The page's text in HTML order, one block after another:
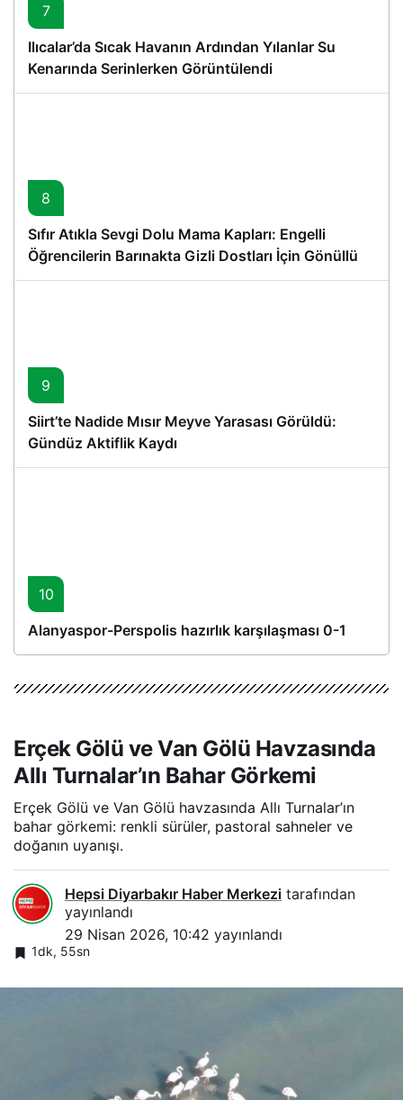
7
Ilıcalar’da Sıcak Havanın Ardından Yılanlar Su
Kenarında Serinlerken Görüntülendi
8
Sıfır Atıkla Sevgi Dolu Mama Kapları: Engelli
Öğrencilerin Barınakta Gizli Dostları İçin Gönüllü
Proje
9
Siirt’te Nadide Mısır Meyve Yarasası Görüldü:
Gündüz Aktiflik Kaydı
10
Alanyaspor-Perspolis hazırlık karşılaşması 0-1
Erçek Gölü ve Van Gölü Havzasında
Allı Turnalar’ın Bahar Görkemi
Erçek Gölü ve Van Gölü havzasında Allı Turnalar’ın
bahar görkemi: renkli sürüler, pastoral sahneler ve
doğanın uyanışı.
Hepsi Diyarbakır Haber Merkezi tarafından
yayınlandı
29 Nisan 2026, 10:42 yayınlandı
1dk, 55sn